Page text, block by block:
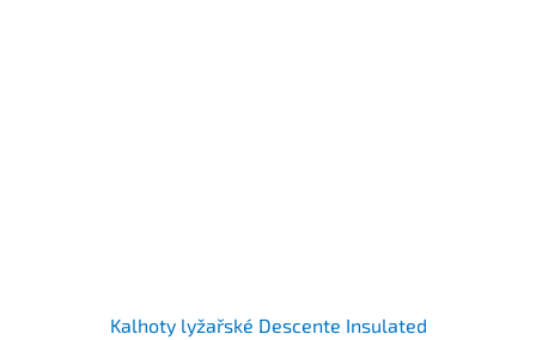
Kalhoty lyžařské Descente Insulated